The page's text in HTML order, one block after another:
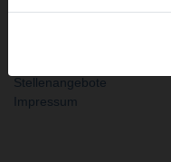
Anfassen. Vergleichen.
Stellenangebote
Impressum